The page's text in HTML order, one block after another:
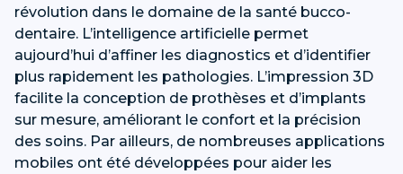
révolution dans le domaine de la santé bucco-
dentaire. L’intelligence artificielle permet
aujourd’hui d’affiner les diagnostics et d’identifier
plus rapidement les pathologies. L’impression 3D
facilite la conception de prothèses et d’implants
sur mesure, améliorant le confort et la précision
des soins. Par ailleurs, de nombreuses applications
mobiles ont été développées pour aider les